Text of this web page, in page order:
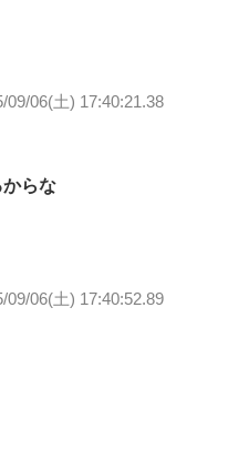
09/06(土) 17:40:21.38
らな
09/06(土) 17:40:52.89